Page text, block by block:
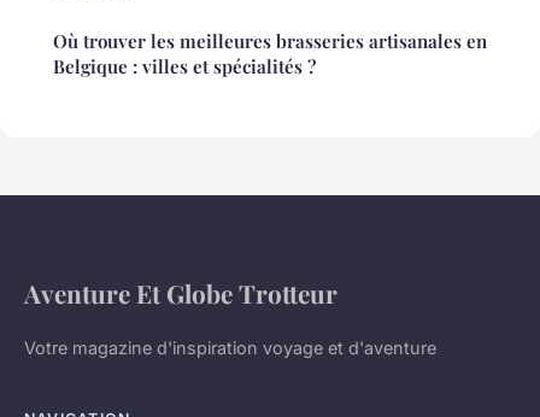
Où trouver les meilleures brasseries artisanales en
Belgique : villes et spécialités ?
Aventure Et Globe Trotteur
Votre magazine d'inspiration voyage et d'aventure